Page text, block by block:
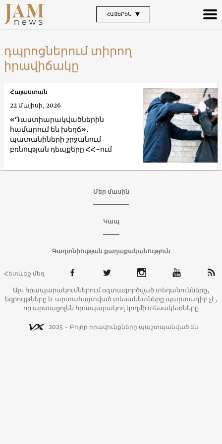
ՀԱՅԵՐԵՆ
դպրոցներում տիրող
իրավիճակը
«Դաստիարակվածներին
համարում են խեղճ»․
պատանիների շրջանում
բռնության դեպքերը ՀՀ-ում
Հայաստան
22 Մայիսի, 2026
Մեր մասին
Կապ
Գաղտնիության քաղաքականություն
Հետևեք մեզ
Այս հրապարակումներում օգտագործված տեղանունները,
եզրույթները և արտահայտված տեսակետները պարտադիր չէ,
որ արտացոլեն հրապարակող կողմի տեսակետները
2025 - Բոլոր իրավունքները պաշտպանված են